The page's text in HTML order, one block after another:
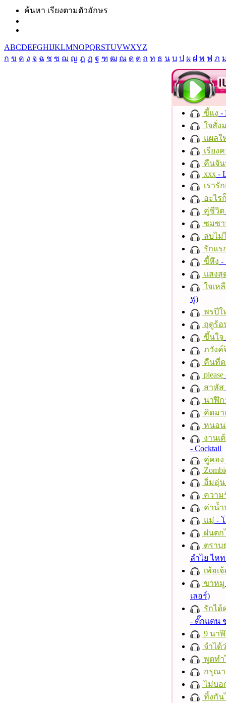
ค้นหา เรียงตามตัวอักษร
ABCDEFGHIJKLMNOPQRSTUVWXYZ
ก ข ค ง จ ฉ ช ซ ฌ ญ ฎ ฏ ฐ ฑ ฒ ณ ด ต ถ ท ธ น บ ป ผ ฝ พ ฟ ภ
ขี้แง -
ใจสั่ง
แผลใ
เรียง
คืนจั
xxx -
เรารั
อะไร
คู่ชีวิต
ซมซ
ลบไม่
รักแร
ขี้หึง -
แสงสุ
ใจเห
ฟู)
พรปีใ
ฤดูร้อ
ขึ้นใจ
ภวังค์
คืนที่ด
please
สาหัส
นาฬิก
คิดมา
หนอน
งานเ
- Cocktail
คู่คอง
อิ่มอุ่น
ความ
ค่าน้
แม่ -
ฝนตก
ตราบ
ลำไย ไห
เพ้อเ
ขาหมู
เลอร์)
รักได้
- ตั๊กแตน
9 นา
จำได้
พูดทำ
กรุณา
ไม่บอ
ทิ้งกัน